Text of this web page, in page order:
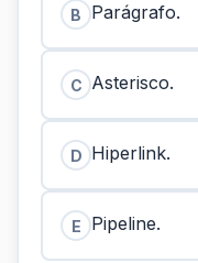
B Parágrafo.
C Asterisco.
D Hiperlink.
E Pipeline.